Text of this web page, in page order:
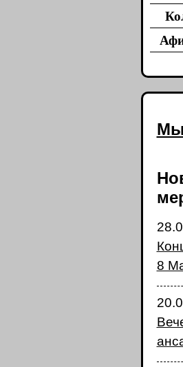
Мы
8